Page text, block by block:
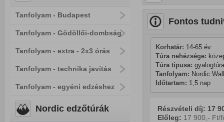
Tanfolyam - Budapest
Tanfolyam - Gödöllői-dombság
Tanfolyam - extra - 2x3 órás
Tanfolyam - technika javítás
Tanfolyam - egyéni edzéshez
Nordic edzőtúrák
Fontos
Korhatár: 14-65 év
Túra nehézsége:
Túra típusa:
Tanfolyam: Nordic
Időtartam: 1,5 nap
Részvételi díj: 17
Előleg: 17 900,- Ft/